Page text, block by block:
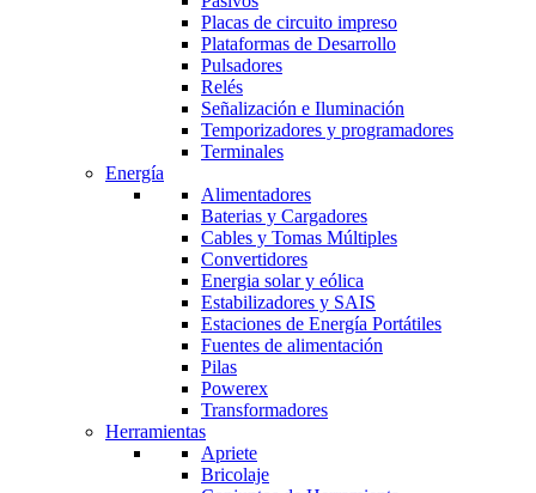
Placas de circuito impreso
Plataformas de Desarrollo
Pulsadores
Relés
Señalización e Iluminación
Temporizadores y programadores
Terminales
Energía
Alimentadores
Baterias y Cargadores
Cables y Tomas Múltiples
Convertidores
Energia solar y eólica
Estabilizadores y SAIS
Estaciones de Energía Portátiles
Fuentes de alimentación
Pilas
Powerex
Transformadores
Herramientas
Apriete
Bricolaje